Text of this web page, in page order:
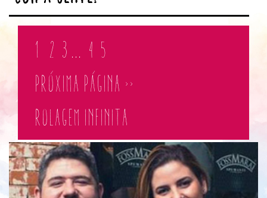
1 2 3 4 5
PRÓXIMA PÁGINA >>
ROLAGEM INFINITA